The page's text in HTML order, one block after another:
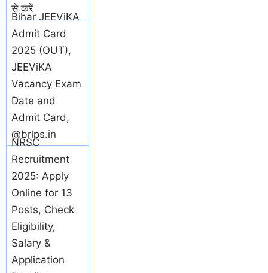
से करें
Bihar JEEViKA
Admit Card
2025 (OUT),
JEEViKA
Vacancy Exam
Date and
Admit Card,
@brlps.in
NRSC
Recruitment
2025: Apply
Online for 13
Posts, Check
Eligibility,
Salary &
Application